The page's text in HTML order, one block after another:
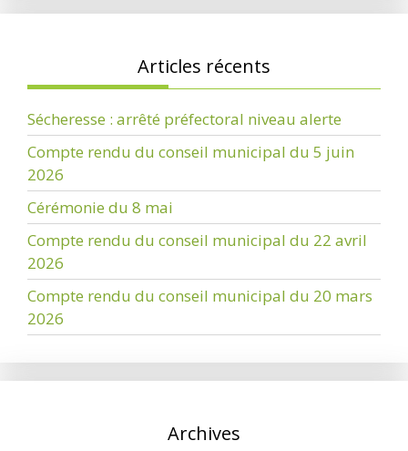
Articles récents
Sécheresse : arrêté préfectoral niveau alerte
Compte rendu du conseil municipal du 5 juin
2026
Cérémonie du 8 mai
Compte rendu du conseil municipal du 22 avril
2026
Compte rendu du conseil municipal du 20 mars
2026
Archives